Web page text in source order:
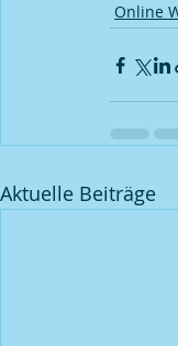
Online
Aktuelle Beiträge